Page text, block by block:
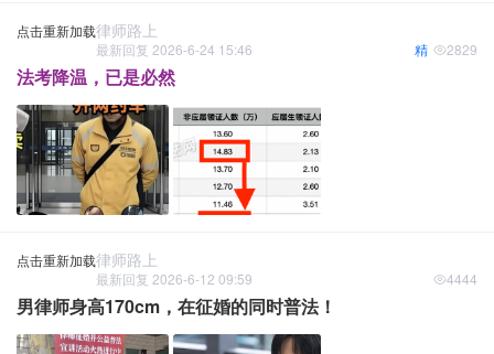
点击重新加载律师路上
最新回复 2026-6-24 15:46 2829
精
法考降温，已是必然
点击重新加载律师路上
最新回复 2026-6-12 09:59 4444
男律师身高170cm，在征婚的同时普法！